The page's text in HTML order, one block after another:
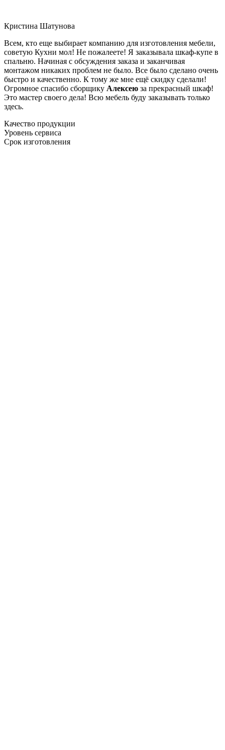
Кристина Шатунова
Всем, кто еще выбирает компанию для изготовления мебели,
советую Кухни мол! Не пожалеете! Я заказывала шкаф-купе в
спальню. Начиная с обсуждения заказа и заканчивая
монтажом никаких проблем не было. Все было сделано очень
быстро и качественно. К тому же мне ещё скидку сделали!
Огромное спасибо сборщику Алексею за прекрасный шкаф!
Это мастер своего дела! Всю мебель буду заказывать только
здесь.
Качество продукции
Уровень сервиса
Срок изготовления